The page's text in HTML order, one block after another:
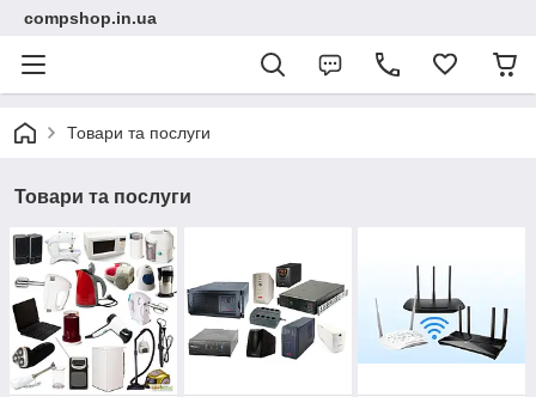
compshop.in.ua
Товари та послуги
Товари та послуги